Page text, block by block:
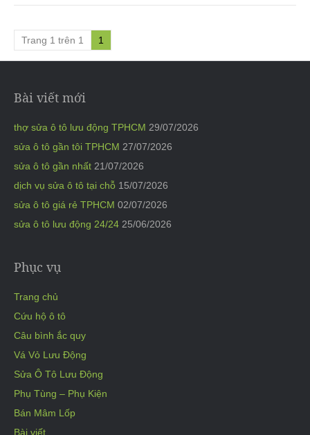
Trang 1 trên 1 1
Bài viết mới
thợ sửa ô tô lưu động TPHCM 29/07/2026
sửa ô tô gần tôi TPHCM 27/07/2026
sửa ô tô gần nhất 21/07/2026
dịch vụ sửa ô tô tại chỗ 15/07/2026
sửa ô tô giá rẻ TPHCM 02/07/2026
sửa ô tô lưu động 24/24 25/06/2026
Phục vụ
Trang chủ
Cứu hộ ô tô
Câu bình ắc quy
Vá Vỏ Lưu Động
Sửa Ô Tô Lưu Động
Phụ Tùng – Phụ Kiện
Bán Mâm Lốp
Bài viết